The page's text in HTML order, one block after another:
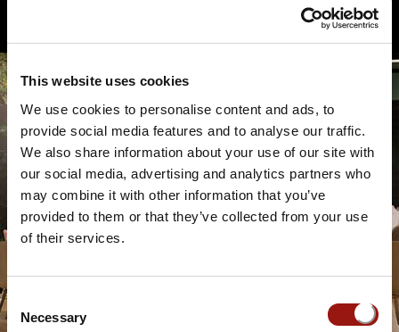
This website uses cookies
We use cookies to personalise content and ads, to
provide social media features and to analyse our traffic.
We also share information about your use of our site with
our social media, advertising and analytics partners who
may combine it with other information that you’ve
provided to them or that they’ve collected from your use
of their services.
Consent
Selection
Necessary
https://www.florida.ch/de/tropenpflanzen-restaurant/